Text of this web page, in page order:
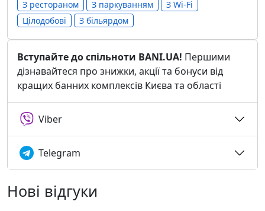
З рестораном З паркуванням
З Wi-Fi
Цілодобові
З більярдом
Вступайте до спільноти BANI.UA! Першими
дізнавайтеся про знижки, акції та бонуси від
кращих банних комплексів Києва та області
Viber
Telegram
Нові відгуки